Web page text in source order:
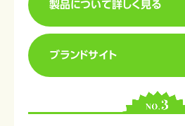
製品について詳しく見る
ブランドサイト